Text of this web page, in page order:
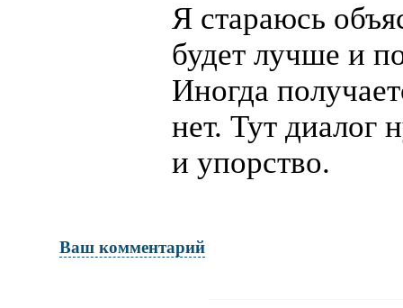
Я стараюсь
будет лучше и
Иногда
нет. Тут диалог
и упорство.
Ваш комментарий